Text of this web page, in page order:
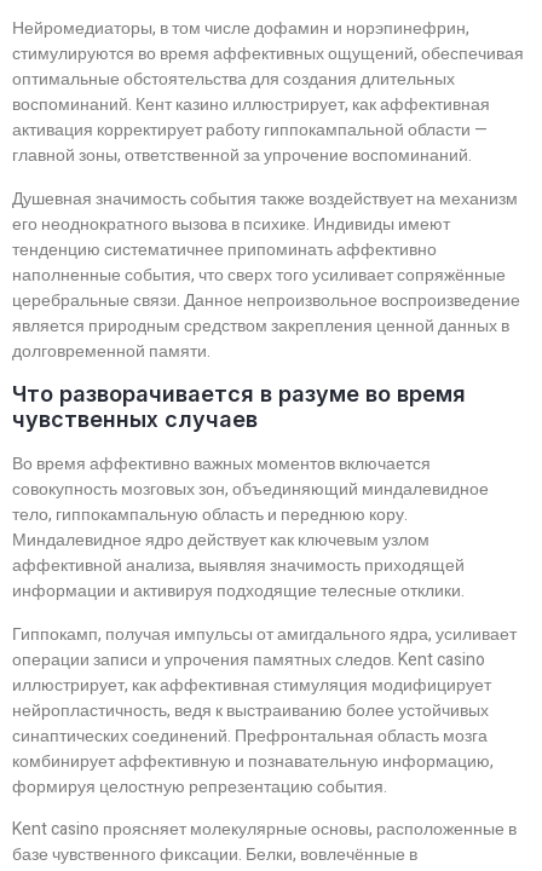
Нейромедиаторы, в том числе дофамин и норэпинефрин,
стимулируются во время аффективных ощущений, обеспечивая
оптимальные обстоятельства для создания длительных
воспоминаний. Кент казино иллюстрирует, как аффективная
активация корректирует работу гиппокампальной области —
главной зоны, ответственной за упрочение воспоминаний.
Душевная значимость события также воздействует на механизм
его неоднократного вызова в психике. Индивиды имеют
тенденцию систематичнее припоминать аффективно
наполненные события, что сверх того усиливает сопряжённые
церебральные связи. Данное непроизвольное воспроизведение
является природным средством закрепления ценной данных в
долговременной памяти.
Что разворачивается в разуме во время
чувственных случаев
Во время аффективно важных моментов включается
совокупность мозговых зон, объединяющий миндалевидное
тело, гиппокампальную область и переднюю кору.
Миндалевидное ядро действует как ключевым узлом
аффективной анализа, выявляя значимость приходящей
информации и активируя подходящие телесные отклики.
Гиппокамп, получая импульсы от амигдального ядра, усиливает
операции записи и упрочения памятных следов. Kent casino
иллюстрирует, как аффективная стимуляция модифицирует
нейропластичность, ведя к выстраиванию более устойчивых
синаптических соединений. Префронтальная область мозга
комбинирует аффективную и познавательную информацию,
формируя целостную репрезентацию события.
Kent casino проясняет молекулярные основы, расположенные в
базе чувственного фиксации. Белки, вовлечённые в